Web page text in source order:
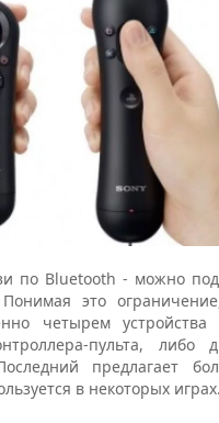
по Bluetooth - можно
это
четырем
пульта,
предлагает
в некоторых